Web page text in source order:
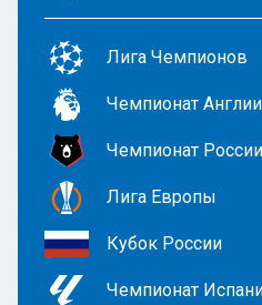
Лига Чемпионов
Чемпионат Англии
Чемпионат России
Лига Европы
Кубок России
Чемпионат